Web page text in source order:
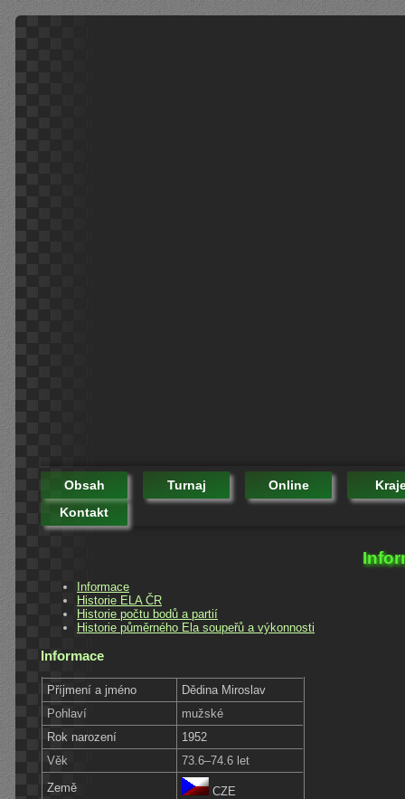
Obsah Turnaj Online
Kontakt
Informace
Historie ELA ČR
Historie počtu bodů a partií
Historie půměrného Ela soupeřů a výkonnosti
Informace
Příjmení a jméno
Dědina Miroslav
Pohlaví
mužské
Rok narození
1952
Věk
73.6–74.6 let
Země
CZE